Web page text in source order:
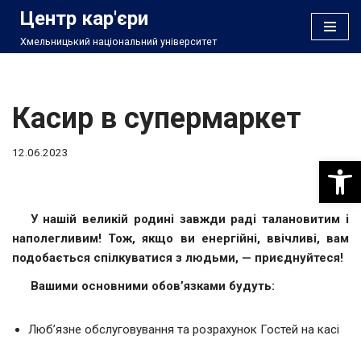
Перейти
Центр кар'єри
Хмельницький національний університет
Касир в супермаркет
12.06.2023
У нашій великій родині завжди раді талановитим і
наполегливим! Тож, якщо ви енергійні, ввічливі, вам
подобається спілкуватися з людьми, — приєднуйтеся!
Вашими основними обов’язками будуть:
Люб’язне обслуговування та розрахунок Гостей на касі